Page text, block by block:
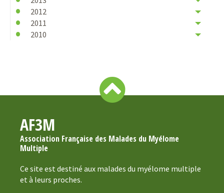
2012
2011
2010
AF3M
Association Française des Malades du Myélome
Multiple
Ce site est destiné aux malades du myélome multiple
et à leurs proches.